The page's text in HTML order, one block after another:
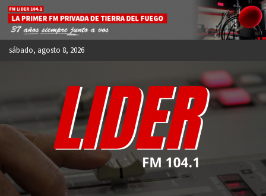
Skip
content
sábado, agosto 8, 2026